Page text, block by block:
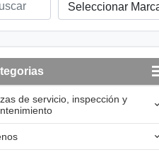
Seleccionar
de servicio, inspección y